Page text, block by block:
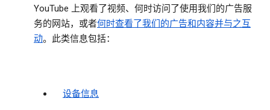
YouTube 上观看了视频、何时访问了使用我们的广告服
务的网站，或者何时查看了我们的广告和内容并与之互
动。此类信息包括：
设备信息